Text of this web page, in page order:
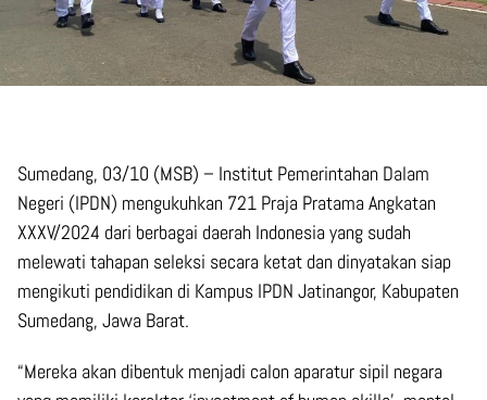
Sumedang, 03/10 (MSB) – Institut Pemerintahan Dalam
Negeri (IPDN) mengukuhkan 721 Praja Pratama Angkatan
XXXV/2024 dari berbagai daerah Indonesia yang sudah
melewati tahapan seleksi secara ketat dan dinyatakan siap
mengikuti pendidikan di Kampus IPDN Jatinangor, Kabupaten
Sumedang, Jawa Barat.
“Mereka akan dibentuk menjadi calon aparatur sipil negara